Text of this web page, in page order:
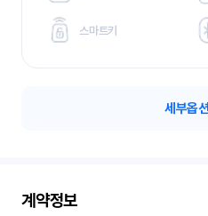
스마트키
세부옵
계약정보